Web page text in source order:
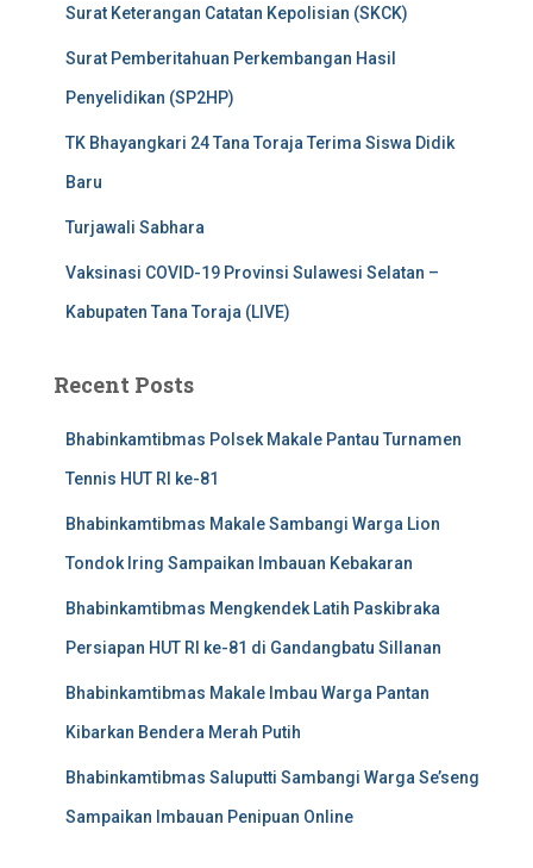
Surat Keterangan Catatan Kepolisian (SKCK)
Surat Pemberitahuan Perkembangan Hasil
Penyelidikan (SP2HP)
TK Bhayangkari 24 Tana Toraja Terima Siswa Didik
Baru
Turjawali Sabhara
Vaksinasi COVID-19 Provinsi Sulawesi Selatan –
Kabupaten Tana Toraja (LIVE)
Recent Posts
Bhabinkamtibmas Polsek Makale Pantau Turnamen
Tennis HUT RI ke-81
Bhabinkamtibmas Makale Sambangi Warga Lion
Tondok Iring Sampaikan Imbauan Kebakaran
Bhabinkamtibmas Mengkendek Latih Paskibraka
Persiapan HUT RI ke-81 di Gandangbatu Sillanan
Bhabinkamtibmas Makale Imbau Warga Pantan
Kibarkan Bendera Merah Putih
Bhabinkamtibmas Saluputti Sambangi Warga Se’seng
Sampaikan Imbauan Penipuan Online